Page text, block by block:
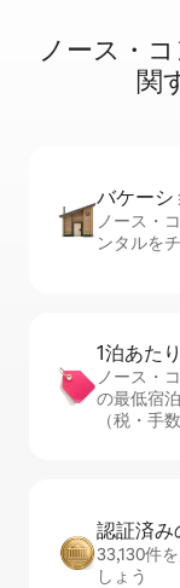
ノース・
関⁠
バケーシ
ノース・
ンタルを
1泊あた
ノース・
の最低宿
（税・手
認証済み
33,130件
しょう